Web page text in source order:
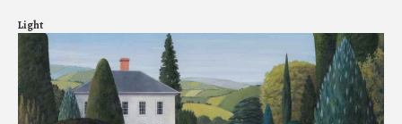
Light